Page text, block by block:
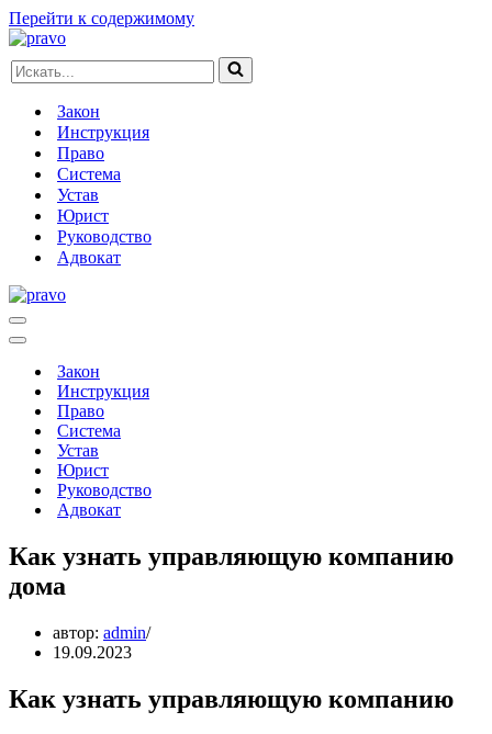
Перейти к содержимому
Искать...
Закон
Инструкция
Право
Система
Устав
Юрист
Руководство
Адвокат
Меню
навигации
Меню
навигацииЗакон
Инструкция
Право
Система
Устав
Юрист
Руководство
Адвокат
Как узнать управляющую компанию
дома
автор: admin
19.09.2023
Как узнать управляющую компанию